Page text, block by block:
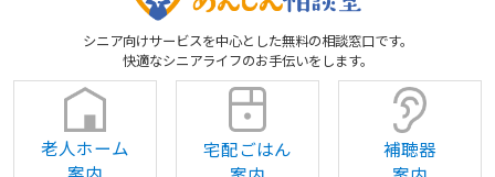
シニア向けサービスを中心とした無料の相談窓口です。
快適なシニアライフのお手伝いをします。
老人ホーム
宅配ごはん
補聴器